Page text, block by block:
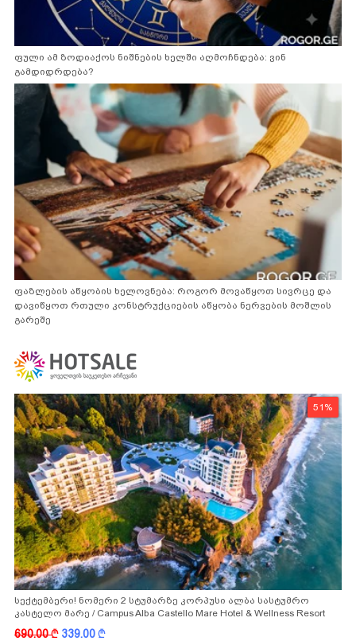
ფული ამ ზოდიაქოს ნიშნების ხელში აღმოჩნდება: ვინ
გამდიდრდება?
ფაზლების აწყობის ხელოვნება: როგორ მოვაწყოთ სივრცე და
დავიწყოთ რთული კონსტრუქციების აწყობა ნერვების მოშლის
გარეშე
51%
სექტემბერი! ნომერი 2 სტუმარზე კორპუსი ალბა სასტუმრო
კასტელო მარე / Campus Alba Castello Mare Hotel & Wellness Resort
-სგან!
690.00k 339.00k